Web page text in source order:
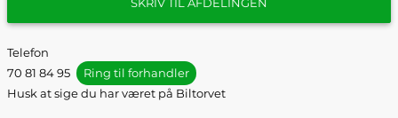
Telefon
70 81 84 95
Ring til forhandler
Husk at sige du har været på Biltorvet